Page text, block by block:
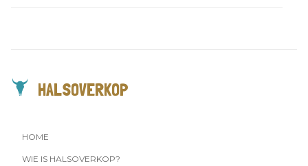
HALSOVERKOP
HOME
WIE IS HALSOVERKOP?